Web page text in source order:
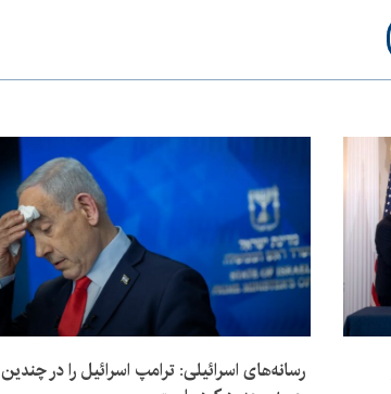
رسانه‌های اسرائیلی: ترامپ اسرائیل را در چندین